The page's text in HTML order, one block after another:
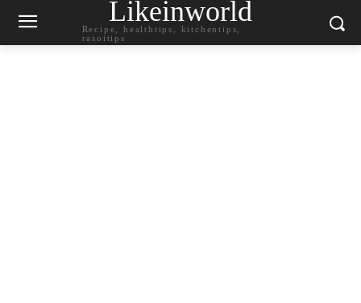
Likeinworld
Recipe, healthtips, kitchentips,
rasoitips